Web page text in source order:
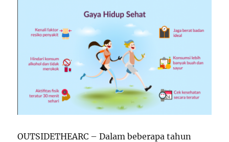
OUTSIDETHEARC – Dalam beberapa tahun